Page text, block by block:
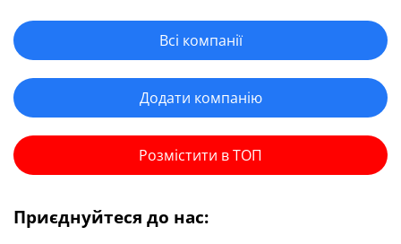
Всі компанії
Додати компанію
Розмістити в ТОП
Приєднуйтеся до нас: